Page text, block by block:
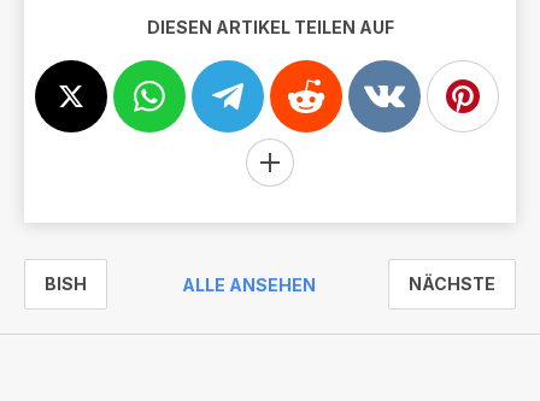
DIESEN ARTIKEL TEILEN AUF
BISH ALLE ANSEHEN NÄCHSTE